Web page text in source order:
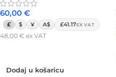
60,00 €
£ $ ¥ A$ £41.17EX VAT
48,00 € ex VAT
Dodaj u košaricu